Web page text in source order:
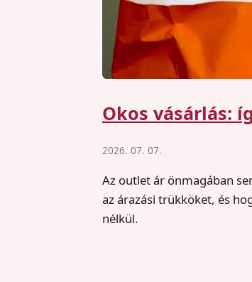
Okos vásárlás:
2026. 07. 07.
Az outlet ár önmagában
az árazási trükköket, és
nélkül.